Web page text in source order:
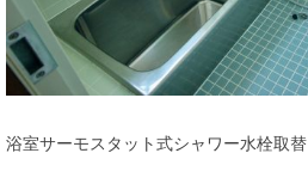
浴室サーモスタット式シャワー水栓取替